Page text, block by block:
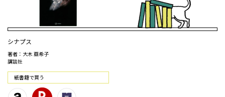
シナプス
著者：大木 亜希子
講談社
紙書籍で買う